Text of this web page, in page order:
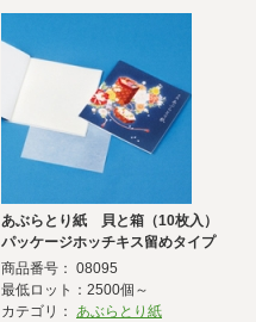
あぶらとり紙 貝と箱（10枚入）
パッケージホッチキス留めタイプ
商品番号： 08095
最低ロット：2500個～
カテゴリ： あぶらとり紙